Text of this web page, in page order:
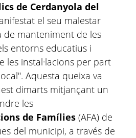
de Cerdanyola del
el seu malestar
de manteniment de les
entorns educatius i
les instal·lacions per part
Aquesta queixa va
dimarts mitjançant un
les
de Famílies (AFA) de
del municipi, a través de